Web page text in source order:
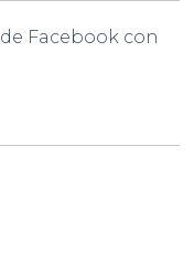
Facebook con